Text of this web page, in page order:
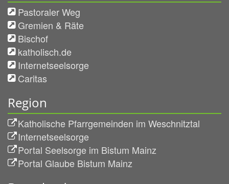
Pastoraler Weg
Gremien & Räte
Bischof
katholisch.de
Internetseelsorge
Caritas
Region
Katholische Pfarrgemeinden im Weschnitztal
Internetseelsorge
Portal Seelsorge im Bistum Mainz
Portal Glaube Bistum Mainz